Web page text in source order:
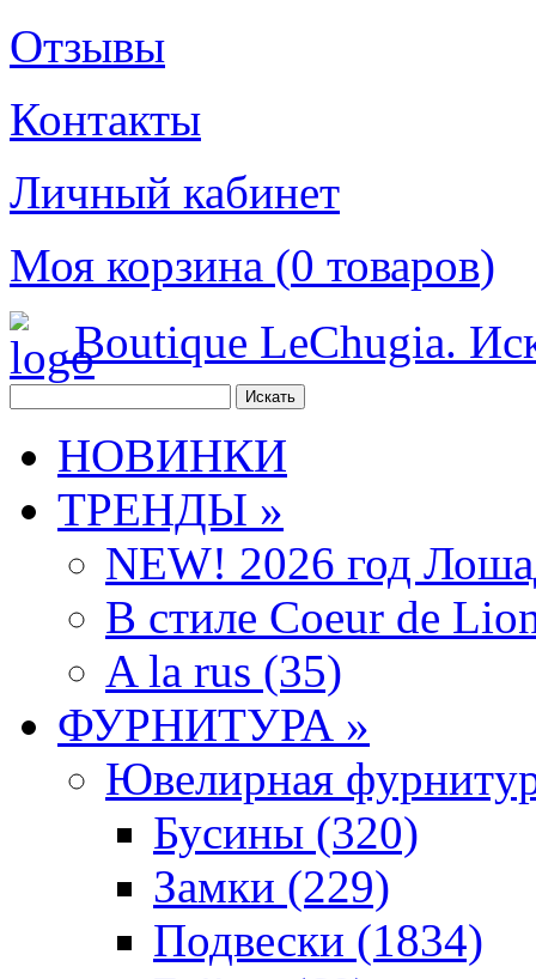
Отзывы
Контакты
Личный кабинет
Моя корзина (0 товаров)
Boutique LeChugia.
НОВИНКИ
ТРЕНДЫ »
NEW! 2026 год
В стиле Coeur de
A la rus (35)
ФУРНИТУРА »
Ювелирная
Бусины (320)
Замки (229)
Подвески (1834)